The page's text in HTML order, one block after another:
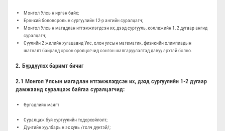
Монгол Улсын иргэн байх;
Ерөнхий боловсролын сургуулийн 12-р ангийн суралцагч;
Монгол Улсын магадлан итгэмжлэгдсэн их, дээд сургууль, коллежийн 1, 2 дугаар ангид
суралцагч;
Сүүлийн 2 жилийн хугацаанд Улс, олон улсын математик, физикийн олимпиадын
шагналт байранд орсон оролцогчид сонгон шалгаруулалтад давуу эрхтэй болно.
2. Бүрдүүлэх баримт бичиг
2.1 Монгол Улсын магадлан итгэмжлэгдсэн их, дээд сургуулийн 1-2 дугаар
дамжаанд суралцаж байгаа суралцагчид:
Өргөдлийн маягт
Суралцаж буй сургуулийн тодорхойлолт;
Дүнгийн хуулбарын эх хувь /голч дүнтэй/;